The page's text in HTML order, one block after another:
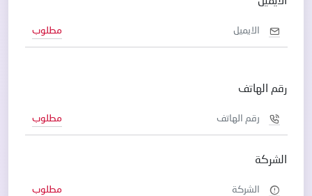
مطلوب
رقم الهاتف
مطلوب
الشركة
مطلوب